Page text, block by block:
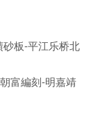
板-平江乐桥北
富編刻-明嘉靖